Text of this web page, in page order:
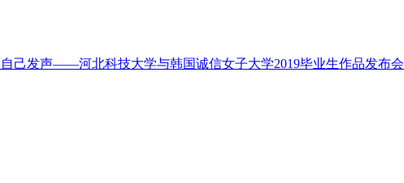
己发声——河北科技大学与韩国诚信女子大学2019毕业生作品发布会